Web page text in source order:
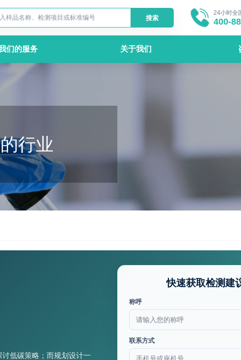
搜索
24小时全
400-
们的服务 关于我们
行业
低碳策略；而规划设计一
快速获取检测建
称呼
联系方式